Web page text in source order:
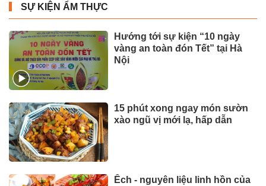
SỰ KIỆN ẨM THỰC
Hướng tới sự kiện “10 ngày
vàng an toàn đón Tết” tại Hà
Nội
15 phút xong ngay món sườn
xào ngũ vị mới lạ, hấp dẫn
Ếch - nguyên liệu linh hồn của